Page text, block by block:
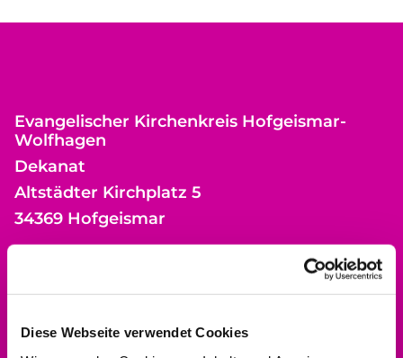
Diese Webseite verwendet Cookies
Evangelischer Kirchenkreis Hofgeismar-
Wolfhagen
Dekanat
Altstädter Kirchplatz 5
34369 Hofgeismar
um diese Karte anzuzeigen.